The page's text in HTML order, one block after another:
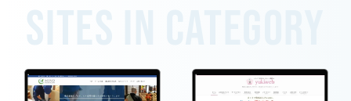
Sites in category